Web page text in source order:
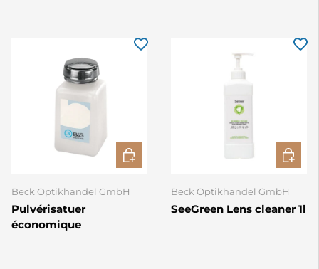
Beck Optikhandel GmbH
Pulvérisatuer
économique
AJOUTER AU PANIER
Beck Optikhandel GmbH
SeeGreen Lens cleaner 1l